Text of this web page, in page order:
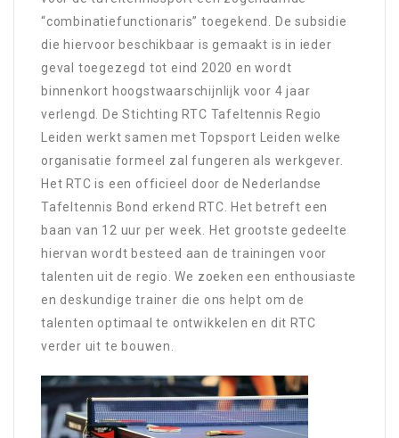
“combinatiefunctionaris” toegekend. De subsidie
die hiervoor beschikbaar is gemaakt is in ieder
geval toegezegd tot eind 2020 en wordt
binnenkort hoogstwaarschijnlijk voor 4 jaar
verlengd. De Stichting RTC Tafeltennis Regio
Leiden werkt samen met Topsport Leiden welke
organisatie formeel zal fungeren als werkgever.
Het RTC is een officieel door de Nederlandse
Tafeltennis Bond erkend RTC. Het betreft een
baan van 12 uur per week. Het grootste gedeelte
hiervan wordt besteed aan de trainingen voor
talenten uit de regio. We zoeken een enthousiaste
en deskundige trainer die ons helpt om de
talenten optimaal te ontwikkelen en dit RTC
verder uit te bouwen.